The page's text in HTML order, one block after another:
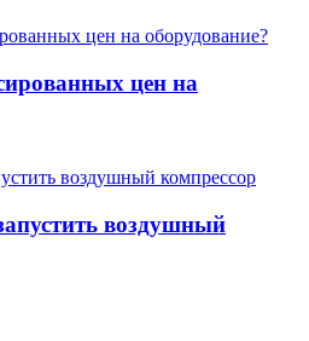
цен на
воздушный